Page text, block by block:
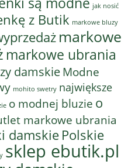
jak nosić
z Butik markowe bluzy
markowe
markowe ubrania
damskie Modne
mohito swetry największe
o modnej bluzie o
markowe ubrania
damskie Polskie
sklep ebutik.pl